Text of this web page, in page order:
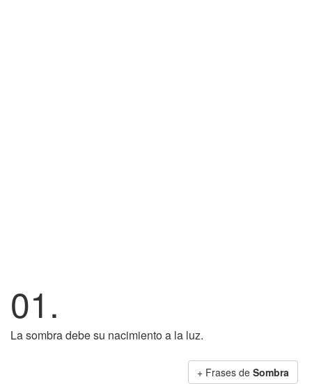
01.
La sombra debe su nacimiento a la luz.
+ Frases de Sombra